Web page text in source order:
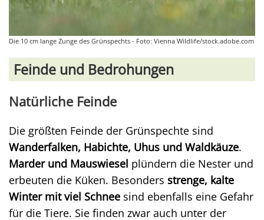
Die 10 cm lange Zunge des Grünspechts - Foto: Vienna Wildlife/stock.adobe.com
Feinde und Bedrohungen
Natürliche Feinde
Die größten Feinde der Grünspechte sind
Wanderfalken, Habichte, Uhus und Waldkäuze.
Marder und Mauswiesel plündern die Nester und
erbeuten die Küken. Besonders strenge, kalte
Winter mit viel Schnee sind ebenfalls eine Gefahr
für die Tiere. Sie finden zwar auch unter der